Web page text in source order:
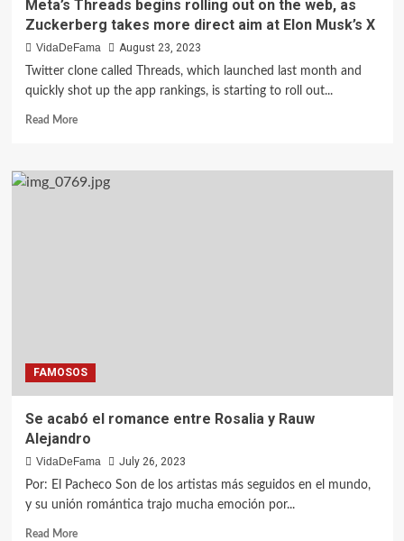
Meta’s Threads begins rolling out on the web, as
Zuckerberg takes more direct aim at Elon Musk’s X
VidaDeFama
August 23, 2023
Twitter clone called Threads, which launched last month and
quickly shot up the app rankings, is starting to roll out...
Read More
FAMOSOS
Se acabó el romance entre Rosalia y Rauw
Alejandro
VidaDeFama
July 26, 2023
Por: El Pacheco Son de los artistas más seguidos en el mundo,
y su unión romántica trajo mucha emoción por...
Read More